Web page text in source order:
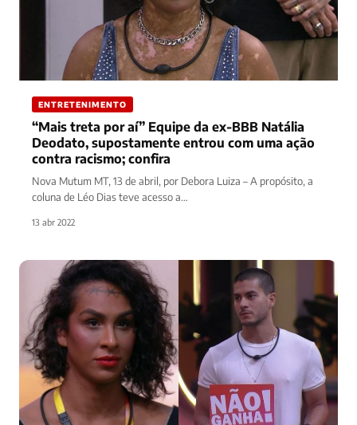
ENTRETENIMENTO
“Mais treta por aí” Equipe da ex-BBB Natália
Deodato, supostamente entrou com uma ação
contra racismo; confira
Nova Mutum MT, 13 de abril, por Debora Luiza – A propósito, a
coluna de Léo Dias teve acesso a…
13 abr 2022